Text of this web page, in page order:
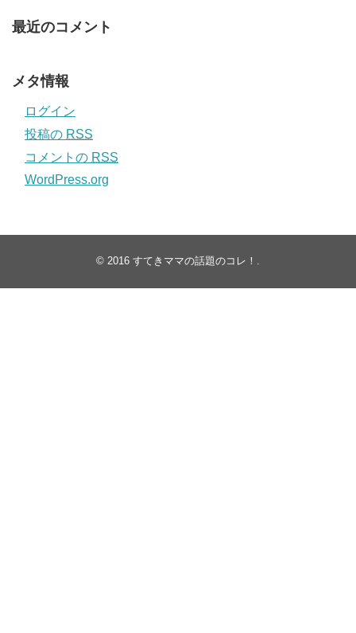
最近のコメント
メタ情報
ログイン
投稿の RSS
コメントの RSS
WordPress.org
© 2016 すてきママの話題のコレ！